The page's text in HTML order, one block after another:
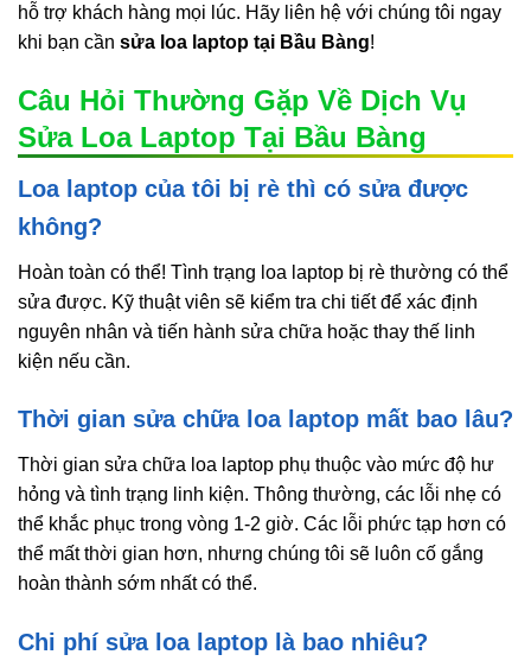
hỗ trợ khách hàng mọi lúc. Hãy liên hệ với chúng tôi ngay
khi bạn cần sửa loa laptop tại Bầu Bàng!
Câu Hỏi Thường Gặp Về Dịch Vụ
Sửa Loa Laptop Tại Bầu Bàng
Loa laptop của tôi bị rè thì có sửa được
không?
Hoàn toàn có thể! Tình trạng loa laptop bị rè thường có thể
sửa được. Kỹ thuật viên sẽ kiểm tra chi tiết để xác định
nguyên nhân và tiến hành sửa chữa hoặc thay thế linh
kiện nếu cần.
Thời gian sửa chữa loa laptop mất bao lâu?
Thời gian sửa chữa loa laptop phụ thuộc vào mức độ hư
hỏng và tình trạng linh kiện. Thông thường, các lỗi nhẹ có
thể khắc phục trong vòng 1-2 giờ. Các lỗi phức tạp hơn có
thể mất thời gian hơn, nhưng chúng tôi sẽ luôn cố gắng
hoàn thành sớm nhất có thể.
Chi phí sửa loa laptop là bao nhiêu?